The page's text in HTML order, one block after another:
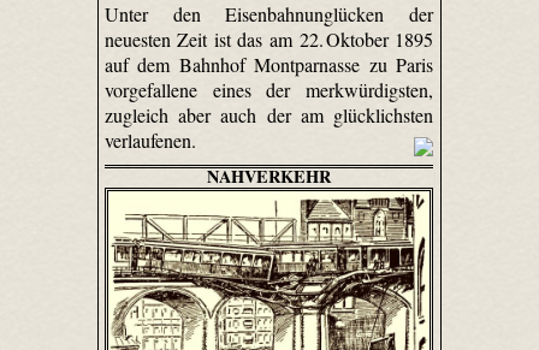
Unter den Eisenbahnunglücken der
neuesten Zeit ist das am 22. Oktober 1895
auf dem Bahnhof Montparnasse zu Paris
vorgefallene eines der merkwürdigsten,
zugleich aber auch der am glücklichsten
verlaufenen.
NAHVERKEHR